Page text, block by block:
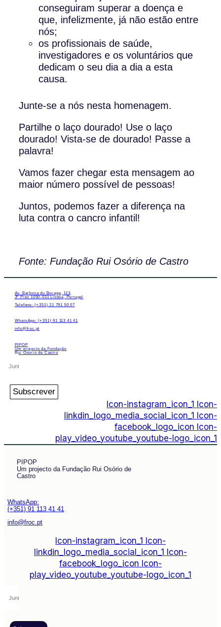
conseguiram superar a doença e
que, infelizmente, já não estão entre
nós;
os profissionais de saúde,
investigadores e os voluntários que
dedicam o seu dia a dia a esta
causa.
Junte-se a nós nesta homenagem.
Partilhe o laço dourado! Use o laço
dourado! Vista-se de dourado! Passe a
palavra!
Vamos fazer chegar esta mensagem ao
maior número possível de pessoas!
Juntos, podemos fazer a diferença na
luta contra o cancro infantil!
Fonte: Fundação Rui Osório de Castro
Av. Barbosa du Bocage, 113,
3º Piso 1050-031 Lisboa, Portugal
Telefone: (+351) 21 791 50 07
WhatsApp: (+351) 91 113 41 41
info@froc.pt
PIPOP
Um projecto da Fundação
Rui Osório de Castro
Subscrever
Icon-instagram_icon_1
Icon-
linkdin_logo_media_social_icon_1
Icon-
facebook_logo_icon Icon-
play_video_youtube_youtube-logo_icon_1
PIPOP
Um projecto da Fundação Rui Osório de
Castro
WhatsApp:
(+351) 91 113 41 41
info@froc.pt
Icon-instagram_icon_1
Icon-
linkdin_logo_media_social_icon_1
Icon-
facebook_logo_icon Icon-
play_video_youtube_youtube-logo_icon_1